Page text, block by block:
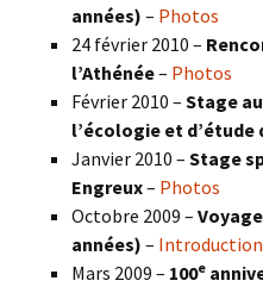
années) – Photos
24 février 2010 –
l’Athénée– Photos
Février 2010 – Stage
l’écologie et d’étude
Janvier 2010 – Stage
Engreux– Photos
Octobre 2009 –
années) – Introduction
Mars 2009 – 100e